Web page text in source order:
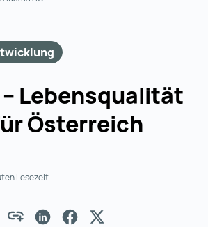
Lebensqualität
Österreich
Lesezeit